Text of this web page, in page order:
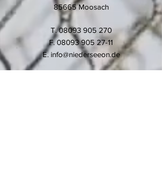
85665 Moosach
T.08093 905 270
F.08093 905 27-11
E. info@niederseeon.de